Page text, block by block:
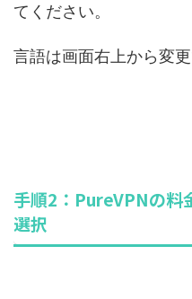
てください。
言語は画面右上から変更
手順2：PureVPNの料
選択